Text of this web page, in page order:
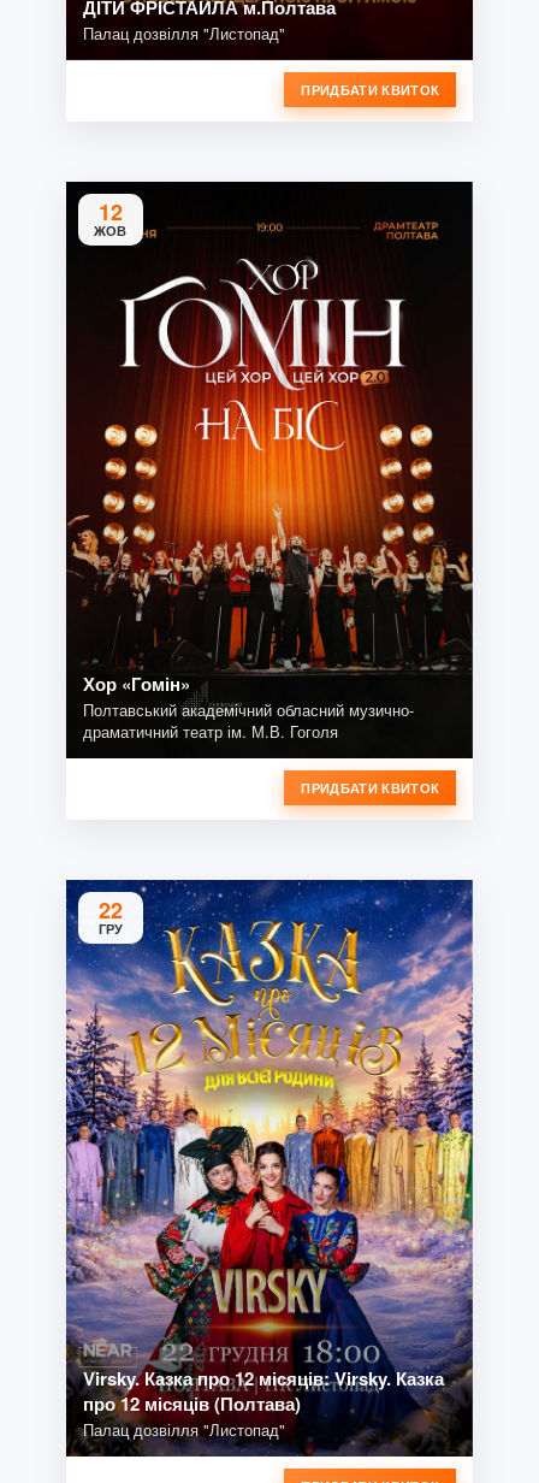
ДІТИ ФРІСТАЙЛА м.Полтава
Палац дозвілля "Листопад"
ПРИДБАТИ КВИТОК
12
ЖОВ
Хор «Гомін»
Полтавський академічний обласний музично-
драматичний театр ім. М.В. Гоголя
ПРИДБАТИ КВИТОК
22
ГРУ
Virsky. Казка про 12 місяців: Virsky. Казка
про 12 місяців (Полтава)
Палац дозвілля "Листопад"